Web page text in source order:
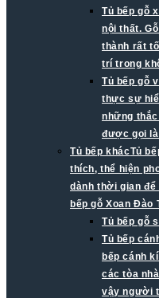
Tủ bếp gỗ
nội thất.
thành rất
trí trong
Tủ bếp gỗ
thực sự
những
được gọi
Tủ bếp khácTủ
thích, thể hiện
dành thời gian để
bếp gỗ Xoan
Tủ bếp gỗ
Tủ bếp
bếp cánh
các tòa
vậy người